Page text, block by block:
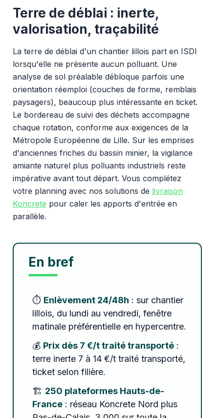
Terre de déblai : inerte,
valorisation, traçabilité
La terre de déblai d'un chantier lillois part en ISDI
lorsqu'elle ne présente aucun polluant. Une
analyse de sol préalable débloque parfois une
orientation réemploi (couches de forme, remblais
paysagers), beaucoup plus intéressante en ticket.
Le bordereau de suivi des déchets accompagne
chaque rotation, conforme aux exigences de la
Métropole Européenne de Lille. Sur les emprises
d'anciennes friches du bassin minier, la vigilance
amiante naturel plus polluants industriels reste
impérative avant tout départ. Vous complétez
votre planning avec nos solutions de livraison
Koncrete pour caler les apports d'entrée en
parallèle.
En bref
⏱️ Enlèvement 24/48h : sur chantier
lillois, du lundi au vendredi, fenêtre
matinale préférentielle en hypercentre.
💰 Prix dès 7 €/t traité transporté:
terre inerte 7 à 14 €/t traité transporté,
ticket selon filière.
🏗️ 250 plateformes Hauts-de-
France: réseau Koncrete Nord plus